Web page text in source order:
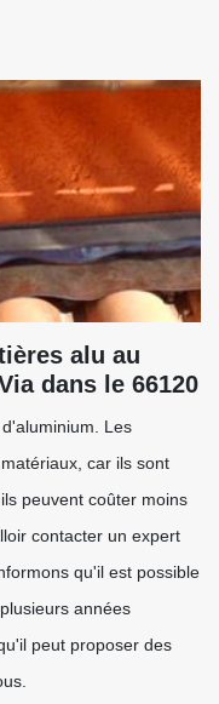
alu au
dans le 66120
Les
car ils sont
peuvent coûter moins
contacter un expert
qu'il est possible
années
peut proposer des